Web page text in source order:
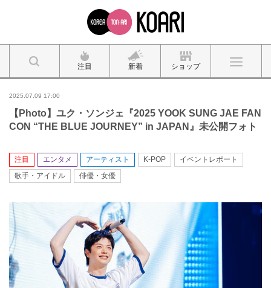
注目 新着 ショップ
2025.07.09 17:00
【Photo】ユク・ソンジェ『2025 YOOK SUNG JAE FAN
CON “THE BLUE JOURNEY” in JAPAN』未公開フォト
注目 エンタメ アーティスト K-POP
イベントレポート
歌手・アイドル
俳優・女優